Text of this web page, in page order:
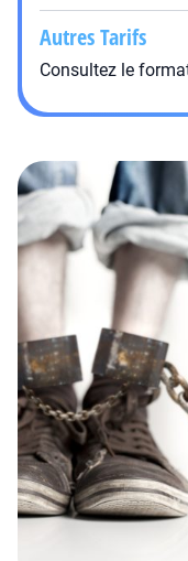
Autres Tarifs
Consultez le